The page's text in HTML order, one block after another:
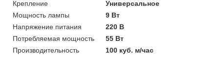
Крепление
Универсальное
Мощность лампы
9 Вт
Напряжение питания
220 В
Потребляемая мощность
55 Вт
Производительность
100 куб. м/час